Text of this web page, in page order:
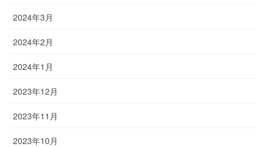
2024年3月
2024年2月
2024年1月
2023年12月
2023年11月
2023年10月